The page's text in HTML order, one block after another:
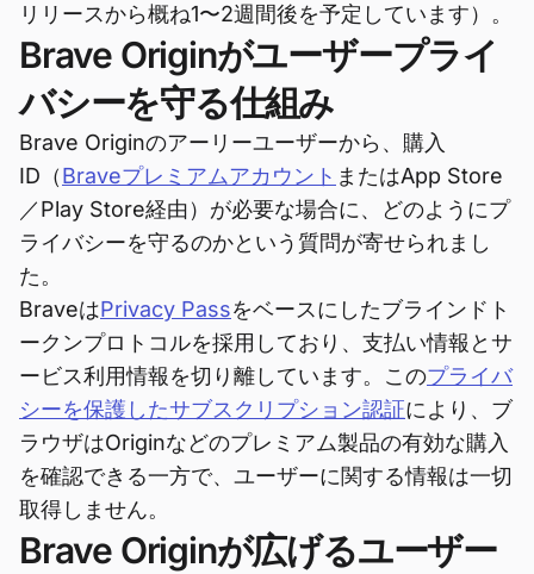
リリースから概ね1〜2週間後を予定しています）。
Brave Originがユーザープライ
バシーを守る仕組み
Brave Originのアーリーユーザーから、購入
ID（Braveプレミアムアカウント またはApp Store
／Play Store経由）が必要な場合に、どのようにプ
ライバシーを守るのかという質問が寄せられまし
た。
BraveはPrivacy Passをベースにしたブラインドト
ークンプロトコルを採用しており、支払い情報とサ
ービス利用情報を切り離しています。このプライバ
シーを保護したサブスクリプション認証により、ブ
ラウザはOriginなどのプレミアム製品の有効な購入
を確認できる一方で、ユーザーに関する情報は一切
取得しません。
Brave Originが広げるユーザー